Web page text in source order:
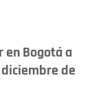
en Bogotá a
de